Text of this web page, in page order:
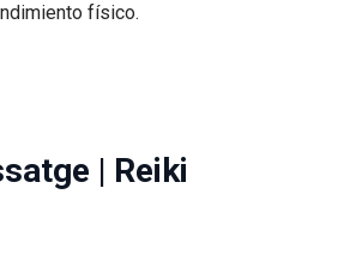
físico.
| Reiki